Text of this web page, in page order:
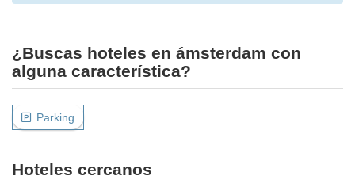
¿Buscas hoteles en ámsterdam con
alguna característica?
Parking
Hoteles cercanos